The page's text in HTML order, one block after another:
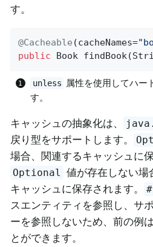
す。
@Cacheable (cacheNames=
public Book findBook
unless
属性を使用してハー
す。
キャッシュの抽象化は、
戻り型をサポートします。
場合、関連するキャッシュに
Optional 値が存在しない場
キャッシュに保存されます。
スエンティティを参照し、サ
ーを参照しないため、前の例
とができます。